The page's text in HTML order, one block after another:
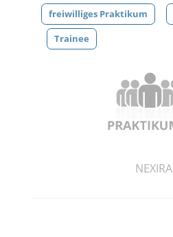
freiwilliges Praktikum
Trainee
NEXIRA